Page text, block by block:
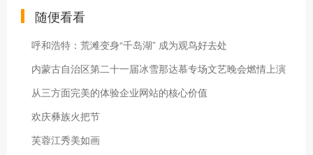
随便看看
呼和浩特：荒滩变身“千岛湖” 成为观鸟好去处
内蒙古自治区第二十一届冰雪那达慕专场文艺晚会燃情上演
从三方面完美的体验企业网站的核心价值
欢庆彝族火把节
芙蓉江秀美如画